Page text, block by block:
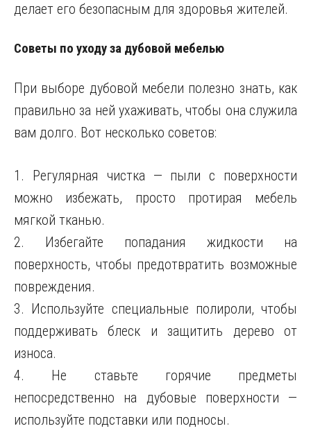
делает его безопасным для здоровья жителей.
Советы по уходу за дубовой мебелью
При выборе дубовой мебели полезно знать, как
правильно за ней ухаживать, чтобы она служила
вам долго. Вот несколько советов:
1. Регулярная чистка — пыли с поверхности
можно избежать, просто протирая мебель
мягкой тканью.
2. Избегайте попадания жидкости на
поверхность, чтобы предотвратить возможные
повреждения.
3. Используйте специальные полироли, чтобы
поддерживать блеск и защитить дерево от
износа.
4. Не ставьте горячие предметы
непосредственно на дубовые поверхности —
используйте подставки или подносы.